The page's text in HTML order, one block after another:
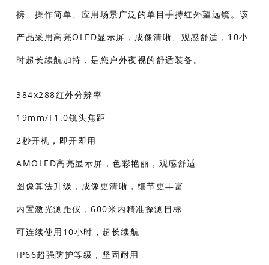
携、操作简单、应用场景广泛的单目手持红外望远镜。该
产品采用高亮OLED显示屏，成像清晰、观感舒适，10小
时超长续航加持，是您户外夜视的舒适装备。
384x288红外分辨率
19mm/F1.0镜头焦距
2秒开机，即开即用
AMOLED高亮显示屏，色彩艳丽，观感舒适
图像算法升级，成像更清晰，细节更丰富
内置激光测距仪，600米内精准探测目标
可连续使用10小时，超长续航
IP66超强防护等级，坚固耐用